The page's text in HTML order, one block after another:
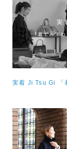
実着 Ji Tsu Gi 「